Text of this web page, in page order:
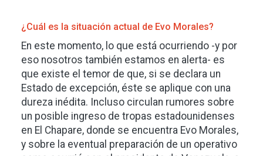
¿Cuál es la situación actual de Evo Morales?
En este momento, lo que está ocurriendo -y por
eso nosotros también estamos en alerta- es
que existe el temor de que, si se declara un
Estado de excepción, éste se aplique con una
dureza inédita. Incluso circulan rumores sobre
un posible ingreso de tropas estadounidenses
en El Chapare, donde se encuentra Evo Morales,
y sobre la eventual preparación de un operativo